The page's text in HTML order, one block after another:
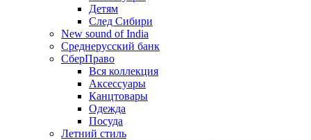
Детям
След Сибири
New sound of India
Среднерусский банк
СберПраво
Вся коллекция
Аксессуары
Канцтовары
Одежда
Посуда
Летний стиль